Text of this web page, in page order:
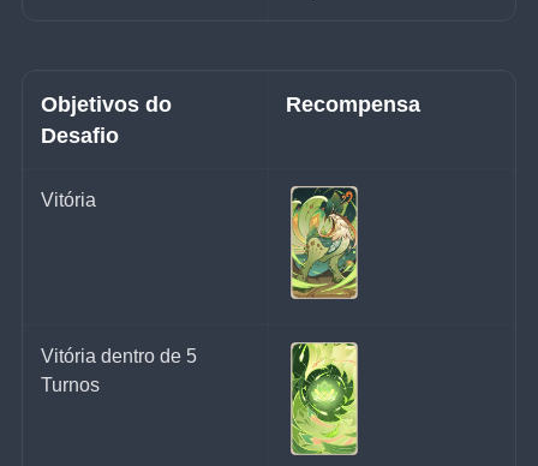
Objetivos do
Desafio
Recompensa
Vitória
Vitória dentro de 5
Turnos